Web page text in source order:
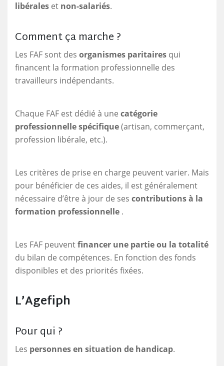
libérales et non-salariés.
Comment ça marche ?
Les FAF sont des organismes paritaires qui
financent la formation professionnelle des
travailleurs indépendants.
Chaque FAF est dédié à une catégorie
professionnelle spécifique(artisan, commerçant,
profession libérale, etc.).
Les critères de prise en charge peuvent varier. Mais
pour bénéficier de ces aides, il est généralement
nécessaire d’être à jour de ses contributions à la
formation professionnelle .
Les FAF peuventfinancer une partie ou la totalité
du bilan de compétences. En fonction des fonds
disponibles et des priorités fixées.
L’Agefiph
Pour qui ?
Les personnes en situation de handicap.